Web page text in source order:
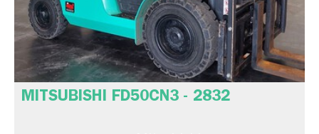
MITSUBISHI FD50CN3 - 2832